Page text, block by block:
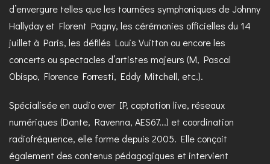
d’envergure telles que les tournées symphoniques de Johnny
Hallyday et Florent Pagny, les cérémonies officielles du 14
juillet à Paris, les défilés Louis Vuitton ou encore les
concerts ou spectacles d’artistes majeurs (M, Pascal
Obispo, Florence Forresti, Eddy Mitchell, etc.).
Spécialisée en audio over IP, captation live, réseaux
numériques (Dante, Ravenna, AES67...) et coordination
radiofréquence, elle forme depuis 2005. Elle conçoit
également des contenus pédagogiques et intervient